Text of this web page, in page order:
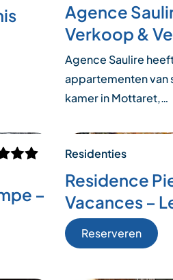
Agence
Verkoop &
Agence Saulire
appartementen van
kamer in Mottaret,…
–
Residenties
Residence
Vacances –
Reserveren